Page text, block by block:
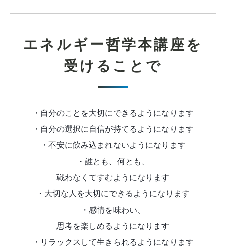
エネルギー哲学本講座を
受けることで
・自分のことを大切にできるようになります
・自分の選択に自信が持てるようになります
・不安に飲み込まれないようになります
・誰とも、何とも、
戦わなくてすむようになります
・大切な人を大切にできるようになります
・感情を味わい、
思考を楽しめるようになります
・リラックスして生きられるようになります